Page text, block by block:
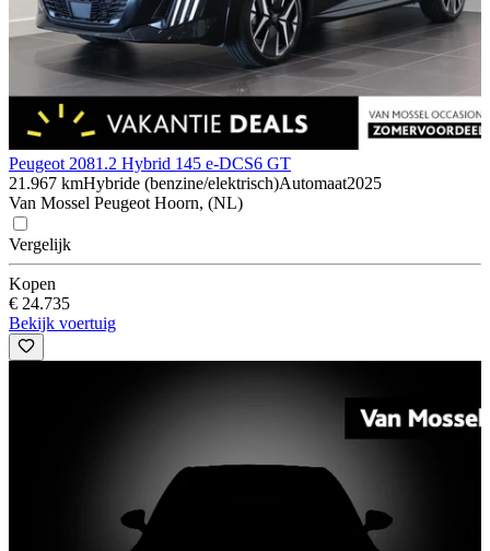
Peugeot 2081.2 Hybrid 145 e-DCS6 GT
21.967 kmHybride (benzine/elektrisch)Automaat2025
Van Mossel Peugeot Hoorn, (NL)
Vergelijk
Kopen
€ 24.735
Bekijk voertuig